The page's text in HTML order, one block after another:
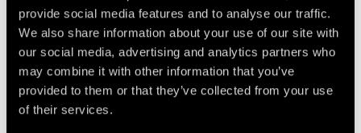
provide social media features and to analyse our traffic.
We also share information about your use of our site with
our social media, advertising and analytics partners who
may combine it with other information that you’ve
provided to them or that they’ve collected from your use
of their services.
petites et moyennes dimensions. L'unité possède
des dimensions compactes, des performances
élevées et un orifice hydraulique pour contrôler la
sortie des détritus.